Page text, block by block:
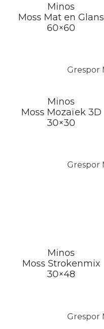
Minos
Moss Mat en Glans
60×60
Minos
Moss Mozaïek 3D
30×30
Minos
Moss Strokenmix
30×48